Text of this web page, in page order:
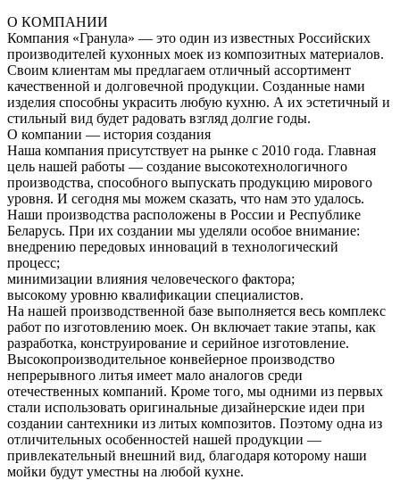
О КОМПАНИИ
Компания «Гранула» — это один из известных Российских
производителей кухонных моек из композитных материалов.
Своим клиентам мы предлагаем отличный ассортимент
качественной и долговечной продукции. Созданные нами
изделия способны украсить любую кухню. А их эстетичный и
стильный вид будет радовать взгляд долгие годы.
О компании — история создания
Наша компания присутствует на рынке с 2010 года. Главная
цель нашей работы — создание высокотехнологичного
производства, способного выпускать продукцию мирового
уровня. И сегодня мы можем сказать, что нам это удалось.
Наши производства расположены в России и Республике
Беларусь. При их создании мы уделяли особое внимание:
внедрению передовых инноваций в технологический
процесс;
минимизации влияния человеческого фактора;
высокому уровню квалификации специалистов.
На нашей производственной базе выполняется весь комплекс
работ по изготовлению моек. Он включает такие этапы, как
разработка, конструирование и серийное изготовление.
Высокопроизводительное конвейерное производство
непрерывного литья имеет мало аналогов среди
отечественных компаний. Кроме того, мы одними из первых
стали использовать оригинальные дизайнерские идеи при
создании сантехники из литых композитов. Поэтому одна из
отличительных особенностей нашей продукции —
привлекательный внешний вид, благодаря которому наши
мойки будут уместны на любой кухне.